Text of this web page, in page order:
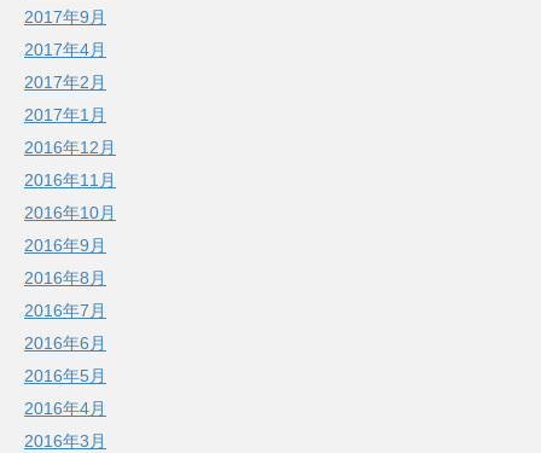
2017年9月
2017年4月
2017年2月
2017年1月
2016年12月
2016年11月
2016年10月
2016年9月
2016年8月
2016年7月
2016年6月
2016年5月
2016年4月
2016年3月